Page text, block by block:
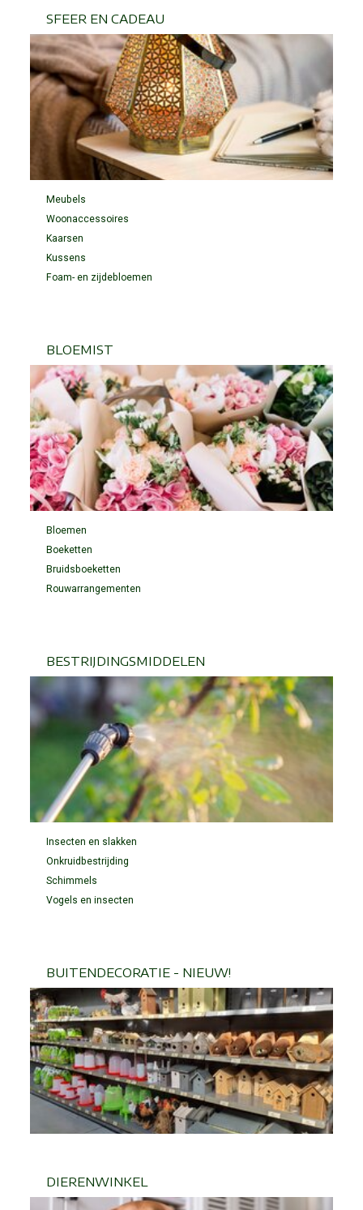
SFEER EN CADEAU
Meubels
Woonaccessoires
Kaarsen
Kussens
Foam- en zijdebloemen
BLOEMIST
Bloemen
Boeketten
Bruidsboeketten
Rouwarrangementen
BESTRIJDINGSMIDDELEN
Insecten en slakken
Onkruidbestrijding
Schimmels
Vogels en insecten
BUITENDECORATIE - NIEUW!
DIERENWINKEL